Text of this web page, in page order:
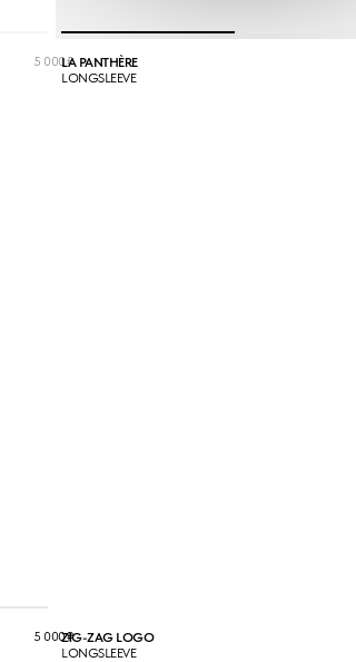
5 000₽
LA PANTHÈRE
LONGSLEEVE
5 000₽
ZIG-ZAG LOGO
LONGSLEEVE